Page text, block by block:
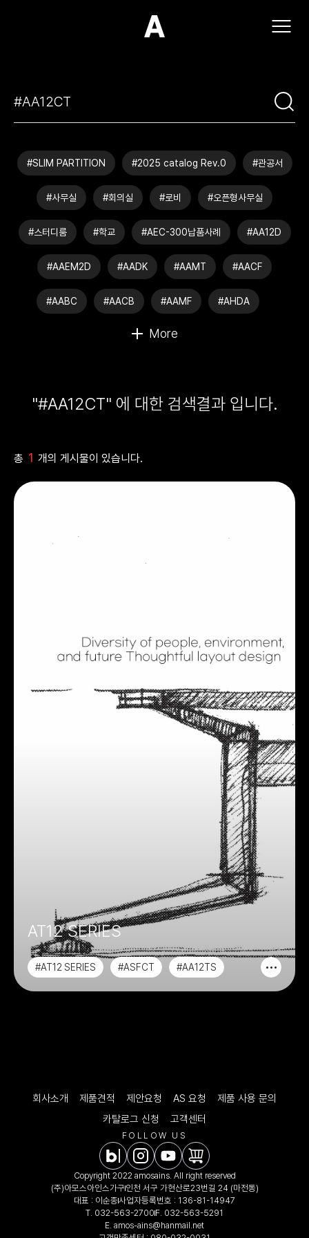
(주)아모스아인스가구
#SLIM PARTITION #2025 catalog Rev.0 #관공서
#사무실 #회의실 #로비 #오픈형사무실
#스터디룸 #학교 #AEC-300납품사례 #AA12D
#AAEM2D #AADK #AAMT #AACF
#AABC #AACB #AAMF #AHDA
"#AA12CT" 에 대한 검색결과 입니다.
총 1 개의 게시물이 있습니다.
AT12 SERIES
#AT12 SERIES #ASFCT
#AA12TS
회사소개 제품견적 제안요청 AS 요청
제품 사용 문의
카탈로그 신청
고객센터
FOLLOW US
Copyright 2022 amosains. All right reserved
(주)아모스아인스가구인천 서구 가현산로23번길 24 (마전동)
대표 : 이순종사업자등록번호 : 136-81-14947
T. 032-563-2700 F. 032-563-5291
E. amos-ains@hanmail.net